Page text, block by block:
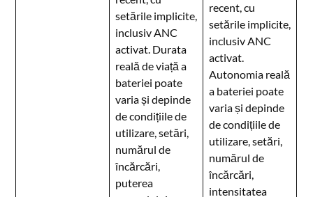
setările implicite,
inclusiv ANC
activat. Durata
reală de viață a
bateriei poate
varia și depinde
de condițiile de
utilizare, setări,
numărul de
încărcări,
puterea
recent, cu
setările implicite,
inclusiv ANC
activat.
Autonomia reală
a bateriei poate
varia și depinde
de condițiile de
utilizare, setări,
numărul de
încărcări,
intensitatea